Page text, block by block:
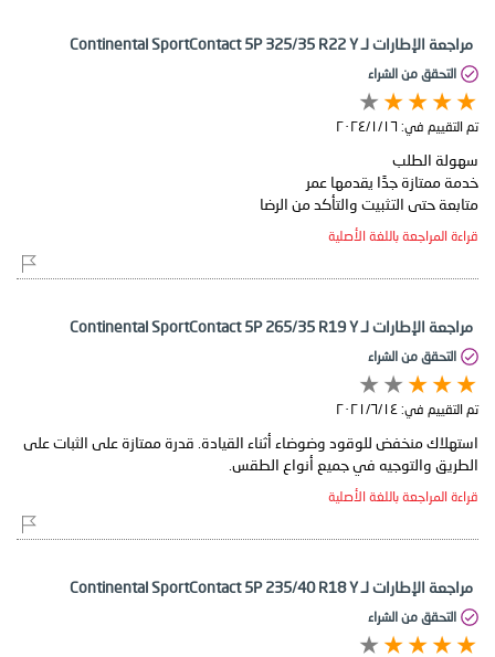
مراجعة الإطارات لـ Continental SportContact 5P 325/35 R22 Y
التحقق من الشراء
تم التقييم في: ١٦‏/١‏/٢٠٢٤
متابعة حتى التثبيت والتأكد من الرضا
قراءة المراجعة باللغة الأصلية
مراجعة الإطارات لـ Continental SportContact 5P 265/35 R19 Y
التحقق من الشراء
تم التقييم في: ١٤‏/٦‏/٢٠٢١
استهلاك منخفض للوقود وضوضاء أثناء القيادة. قدرة ممتازة على الثبات على
الطريق والتوجيه في جميع أنواع الطقس.
قراءة المراجعة باللغة الأصلية
مراجعة الإطارات لـ Continental SportContact 5P 235/40 R18 Y
التحقق من الشراء